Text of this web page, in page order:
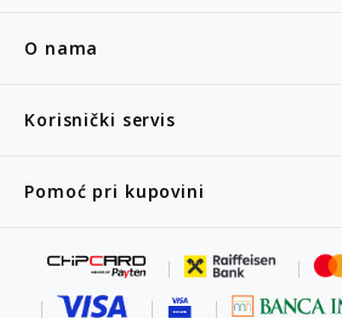
O nama
Korisnički servis
Pomoć pri kupovini